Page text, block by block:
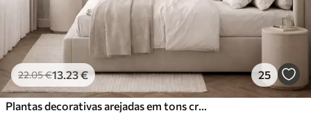
22.05€13.23€ 25
Plantas decorativas arejadas em tons cremosos quentes